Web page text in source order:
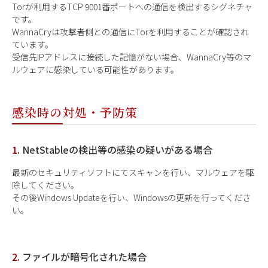
Torが利用するTCP 9001番ポートへの通信を検出するシグネチャ
です。
WannaCryは攻撃者側との通信にTorを利用することが確認され
ています。
受信先IPアドレスに接続した記憶がない場合、WannaCry等のマ
ルウェアに感染している可能性があります。
感染時の対処・予防策
1. NetStableの検出等の感染の疑いがある場合
最新のセキュリティソフトにてスキャンを行い、マルウェアを駆
除してください。
その後Windows Updateを行い、Windowsの更新を行ってくださ
い。
2. ファイルが暗号化された場合